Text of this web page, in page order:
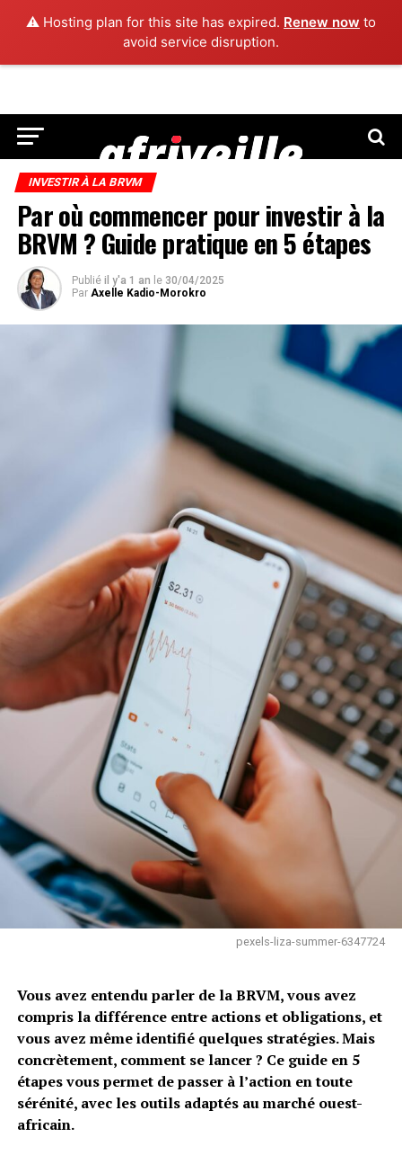
⚠️ Hosting plan for this site has expired. Renew now to
avoid service disruption.
INVESTIR À LA BRVM
Par où commencer pour investir à la
BRVM ? Guide pratique en 5 étapes
Publié il y'a 1 an le 30/04/2025
Par Axelle Kadio-Morokro
pexels-liza-summer-6347724
Vous avez entendu parler de la BRVM, vous avez
compris la différence entre actions et obligations, et
vous avez même identifié quelques stratégies. Mais
concrètement, comment se lancer ? Ce guide en 5
étapes vous permet de passer à l’action en toute
sérénité, avec les outils adaptés au marché ouest-
africain.